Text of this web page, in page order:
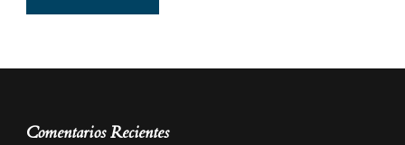
Comentarios Recientes